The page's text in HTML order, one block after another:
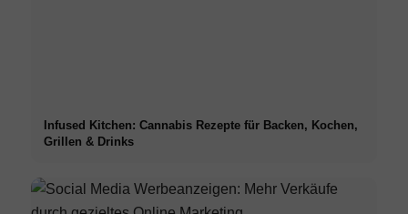
Infused Kitchen: Cannabis Rezepte für Backen, Kochen,
Grillen & Drinks